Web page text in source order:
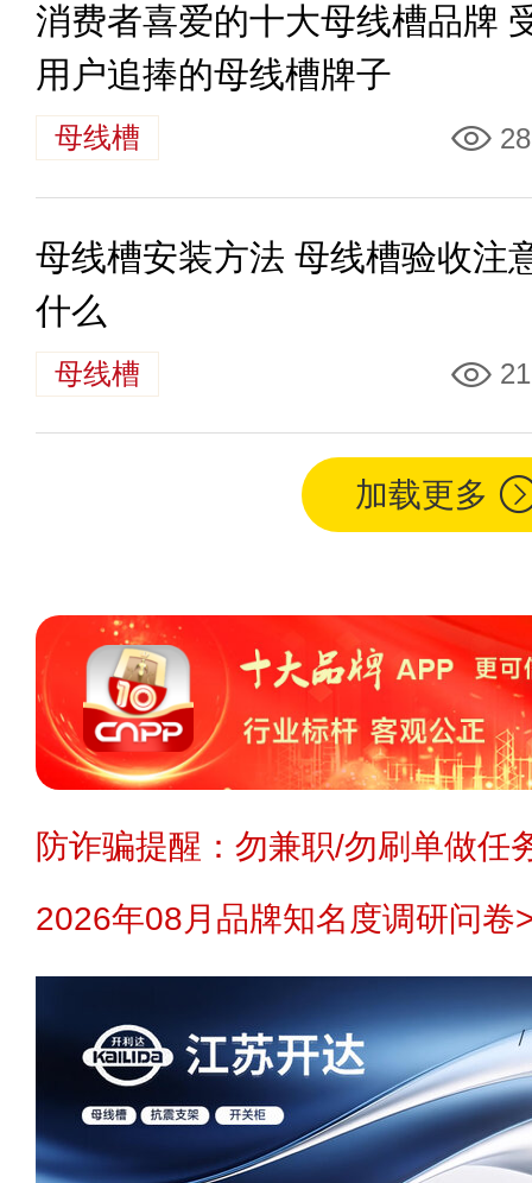
消费者喜爱的十大母线槽品牌
用户追捧的母线槽牌子
母线槽
母线槽安装方法 母线槽验收注
什么
母线槽
加载更多
防诈骗提醒：勿兼职/勿刷单做任
2026年08月品牌知名度调研问卷